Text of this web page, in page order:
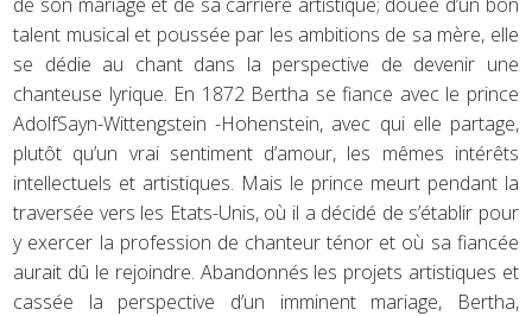
talent musical et poussée par les ambitions de sa mère, elle
se dédie au chant dans la perspective de devenir une
chanteuse lyrique. En 1872 Bertha se fiance avec le prince
AdolfSayn-Wittengstein -Hohenstein, avec qui elle partage,
plutôt qu’un vrai sentiment d’amour, les mêmes intérêts
intellectuels et artistiques. Mais le prince meurt pendant la
traversée vers les Etats-Unis, où il a décidé de s’établir pour
y exercer la profession de chanteur ténor et où sa fiancée
aurait dû le rejoindre. Abandonnés les projets artistiques et
cassée la perspective d’un imminent mariage, Bertha,